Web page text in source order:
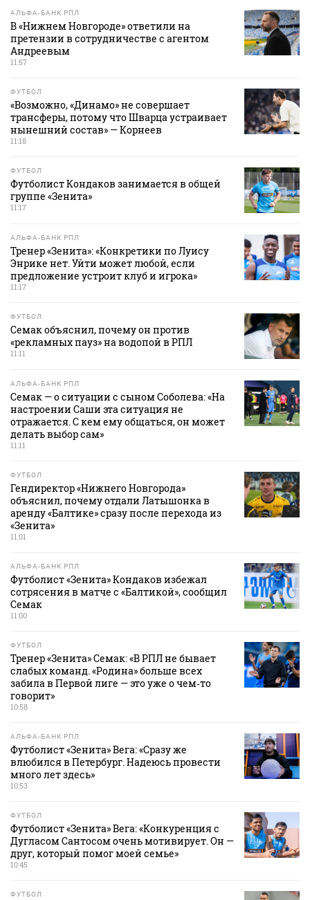
АЛЬФА-БАНК РПЛ
В «Нижнем Новгороде» ответили на
претензии в сотрудничестве с агентом
Андреевым
11:57
ФУТБОЛ
«Возможно, «Динамо» не совершает
трансферы, потому что Шварца устраивает
нынешний состав» — Корнеев
11:18
ФУТБОЛ
Футболист Кондаков занимается в общей
группе «Зенита»
11:17
АЛЬФА-БАНК РПЛ
Тренер «Зенита»: «Конкретики по Луису
Энрике нет. Уйти может любой, если
предложение устроит клуб и игрока»
11:17
ФУТБОЛ
Семак объяснил, почему он против
«рекламных пауз» на водопой в РПЛ
11:11
АЛЬФА-БАНК РПЛ
Семак — о ситуации с сыном Соболева: «На
настроении Саши эта ситуация не
отражается. С кем ему общаться, он может
делать выбор сам»
11:11
ФУТБОЛ
Гендиректор «Нижнего Новгорода»
объяснил, почему отдали Латышонка в
аренду «Балтике» сразу после перехода из
«Зенита»
11:01
АЛЬФА-БАНК РПЛ
Футболист «Зенита» Кондаков избежал
сотрясения в матче с «Балтикой», сообщил
Семак
11:00
ФУТБОЛ
Тренер «Зенита» Семак: «В РПЛ не бывает
слабых команд. «Родина» больше всех
забила в Первой лиге — это уже о чем‑то
говорит»
10:58
АЛЬФА-БАНК РПЛ
Футболист «Зенита» Вега: «Сразу же
влюбился в Петербург. Надеюсь провести
много лет здесь»
10:53
ФУТБОЛ
Футболист «Зенита» Вега: «Конкуренция с
Дугласом Сантосом очень мотивирует. Он —
друг, который помог моей семье»
10:45
ФУТБОЛ